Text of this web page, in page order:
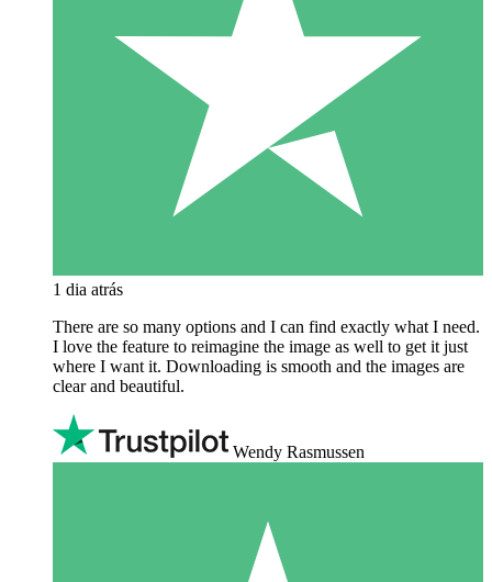
1 dia atrás
There are so many options and I can find exactly what I need.
I love the feature to reimagine the image as well to get it just
where I want it. Downloading is smooth and the images are
clear and beautiful.
Wendy Rasmussen